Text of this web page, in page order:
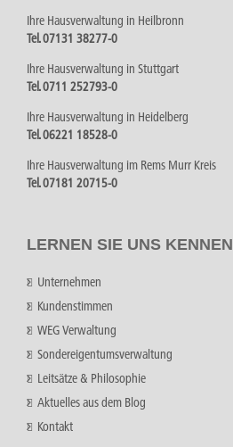
Ihre Hausverwaltung in Heilbronn
Tel. 07131 38277-0
Ihre Hausverwaltung in Stuttgart
Tel. 0711 252793-0
Ihre Hausverwaltung in Heidelberg
Tel. 06221 18528-0
Ihre Hausverwaltung im Rems Murr Kreis
Tel. 07181 20715-0
LERNEN SIE UNS KENNEN
Unternehmen
Kundenstimmen
WEG Verwaltung
Sondereigentumsverwaltung
Leitsätze & Philosophie
Aktuelles aus dem Blog
Kontakt